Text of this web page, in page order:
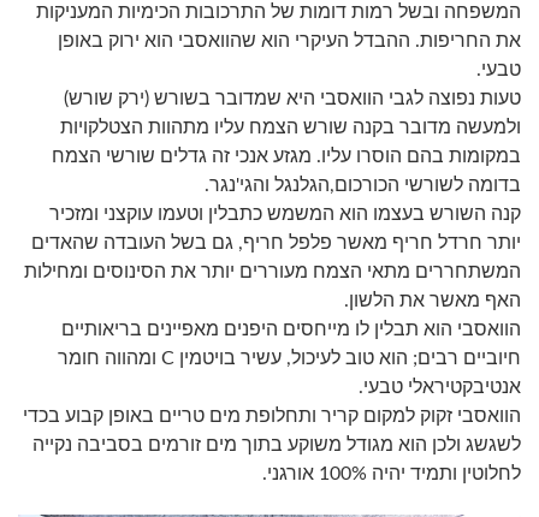
המשפחה ובשל רמות דומות של התרכובות הכימיות המעניקות
את החריפות. ההבדל העיקרי הוא שהוואסבי הוא ירוק באופן
טבעי.
טעות נפוצה לגבי הוואסבי היא שמדובר בשורש (ירק שורש)
ולמעשה מדובר בקנה שורש הצמח עליו מתהוות הצטלקויות
במקומות בהם הוסרו עליו. מגזע אנכי זה גדלים שורשי הצמח
בדומה לשורשי הכורכום,הגלנגל והגי'נגר.
קנה השורש בעצמו הוא המשמש כתבלין וטעמו עוקצני ומזכיר
יותר חרדל חריף מאשר פלפל חריף, גם בשל העובדה שהאדים
המשתחררים מתאי הצמח מעוררים יותר את הסינוסים ומחילות
האף מאשר את הלשון.
הוואסבי הוא תבלין לו מייחסים היפנים מאפיינים בריאותיים
חיוביים רבים; הוא טוב לעיכול, עשיר בויטמין C ומהווה חומר
אנטיבקטיראלי טבעי.
הוואסבי זקוק למקום קריר ותחלופת מים טריים באופן קבוע בכדי
לשגשג ולכן הוא מגודל משוקע בתוך מים זורמים בסביבה נקייה
לחלוטין ותמיד יהיה 100% אורגני.